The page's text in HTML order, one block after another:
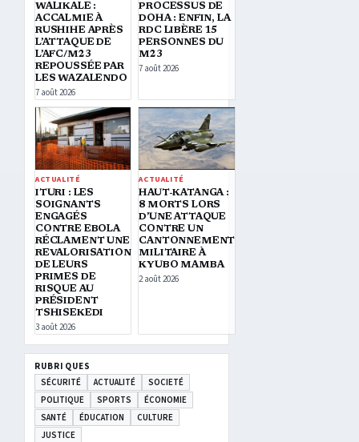
WALIKALE :
ACCALMIE À
RUSHIHE APRÈS
L’ATTAQUE DE
L’AFC/M23
REPOUSSÉE PAR
LES WAZALENDO
7 août 2026
PROCESSUS DE
DOHA : ENFIN, LA
RDC LIBÈRE 15
PERSONNES DU
M23
7 août 2026
ACTUALITÉ
ITURI : LES
SOIGNANTS
ENGAGÉS
CONTRE EBOLA
RÉCLAMENT UNE
REVALORISATION
DE LEURS
PRIMES DE
RISQUE AU
PRÉSIDENT
TSHISEKEDI
3 août 2026
ACTUALITÉ
HAUT-KATANGA :
8 MORTS LORS
D’UNE ATTAQUE
CONTRE UN
CANTONNEMENT
MILITAIRE À
KYUBO MAMBA
2 août 2026
RUBRIQUES
SÉCURITÉ
ACTUALITÉ
SOCIETÉ
POLITIQUE
SPORTS
ÉCONOMIE
SANTÉ
ÉDUCATION
CULTURE
JUSTICE